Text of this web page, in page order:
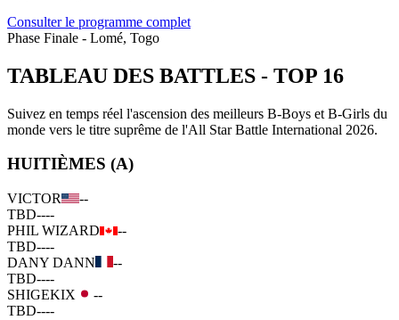
Consulter le programme complet
Phase Finale - Lomé, Togo
TABLEAU DES BATTLES - TOP 16
Suivez en temps réel l'ascension des meilleurs B-Boys et B-Girls du
monde vers le titre suprême de l'All Star Battle International 2026.
HUITIÈMES (A)
VICTOR
--
TBD----
PHIL WIZARD
--
TBD----
DANY DANN
--
TBD----
SHIGEKIX
--
TBD----